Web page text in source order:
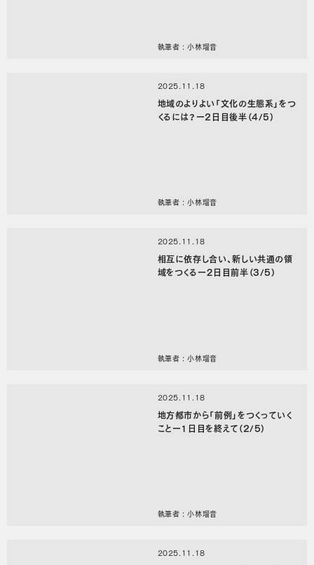
執筆者 : 小林瑠音
2025.11.18
地域のよりよい「文化の生態系」をつ
くるには？ー2日目後半（4/5）
執筆者 : 小林瑠音
2025.11.18
相互に依存し合い、新しい共通の領
域をつくるー２日目前半（3/5）
執筆者 : 小林瑠音
2025.11.18
地方都市から「前例」をつくっていく
ことー1日目を終えて（2/5）
執筆者 : 小林瑠音
2025.11.18